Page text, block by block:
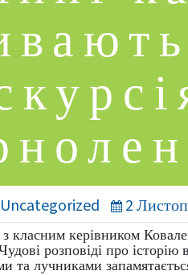
Uncategorized 2
класним керівником
розповіді про
та лучниками